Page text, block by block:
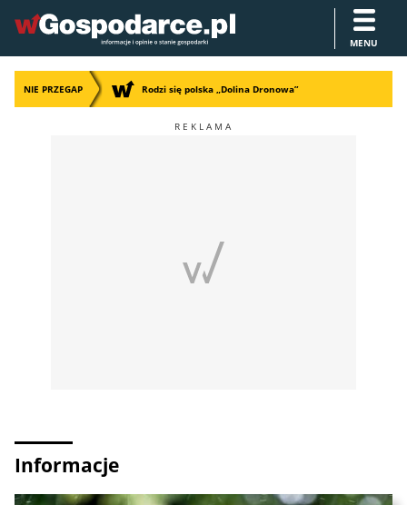
MENU
NIE PRZEGAP Rodzi się polska „Dolina Dronowa”
Informacje